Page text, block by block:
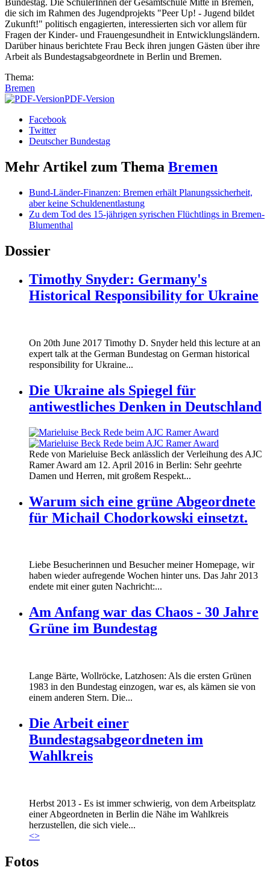
Bundestag. Die SchülerInnen der Gesamtschule Mitte in Bremen,
die sich im Rahmen des Jugendprojekts "Peer Up! - Jugend bildet
Zukunft!" politisch engagierten, interessierten sich vor allem für
Fragen der Kinder- und Frauengesundheit in Entwicklungsländern.
Darüber hinaus berichtete Frau Beck ihren jungen Gästen über ihre
Arbeit als Bundestagsabgeordnete in Berlin und Bremen.
Thema:
Bremen
PDF-Version
Facebook
Twitter
Deutscher Bundestag
Mehr Artikel zum Thema Bremen
Bund-Länder-Finanzen: Bremen erhält Planungssicherheit,
aber keine Schuldenentlastung
Zu dem Tod des 15-jährigen syrischen Flüchtlings in Bremen-
Blumenthal
Dossier
Timothy Snyder: Germany's
Historical Responsibility for Ukraine
On 20th June 2017 Timothy D. Snyder held this lecture at an
expert talk at the German Bundestag on German historical
responsibility for Ukraine...
Die Ukraine als Spiegel für
antiwestliches Denken in Deutschland
160412_ramer_award.jpg
160412_ramer_award.jpg
Rede von Marieluise Beck anlässlich der Verleihung des AJC
Ramer Award am 12. April 2016 in Berlin: Sehr geehrte
Damen und Herren, mit großem Respekt...
Warum sich eine grüne Abgeordnete
für Michail Chodorkowski einsetzt.
Liebe Besucherinnen und Besucher meiner Homepage, wir
haben wieder aufregende Wochen hinter uns. Das Jahr 2013
endete mit einer guten Nachricht:...
Am Anfang war das Chaos - 30 Jahre
Grüne im Bundestag
Lange Bärte, Wollröcke, Latzhosen: Als die ersten Grünen
1983 in den Bundestag einzogen, war es, als kämen sie von
einem anderen Stern. Die...
Die Arbeit einer
Bundestagsabgeordneten im
Wahlkreis
Marie_und_Wahlkreis.jpg
Marie_und_Wahlkreis.jpg
Herbst 2013 - Es ist immer schwierig, von dem Arbeitsplatz
einer Abgeordneten in Berlin die Nähe im Wahlkreis
herzustellen, die sich viele...
<>
Fotos